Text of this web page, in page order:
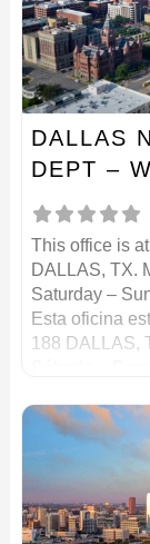
DALLAS
DEPT –
This office is
DALLAS, TX.
Saturday –
Esta oficina
188 DALLAS,